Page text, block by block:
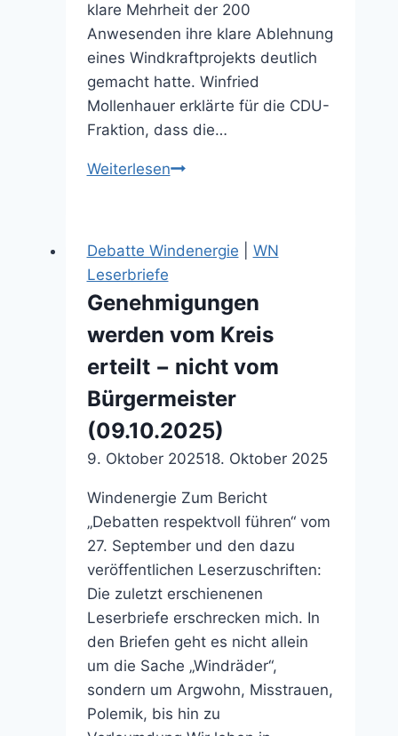
klare Mehrheit der 200
Anwesenden ihre klare Ablehnung
eines Windkraftprojekts deutlich
gemacht hatte. Winfried
Mollenhauer erklärte für die CDU-
Fraktion, dass die…
WeiterlesenKeine
im
Außenbereich
Debatte Windenergie
WN
Leserbriefe
Genehmigungen
werden vom Kreis
erteilt − nicht vom
Bürgermeister
(09.10.2025)
9. Oktober 202518. Oktober 2025
Windenergie Zum Bericht
„Debatten respektvoll führen“ vom
27. September und den dazu
veröffentlichen Leserzuschriften:
Die zuletzt erschienenen
Leserbriefe erschrecken mich. In
den Briefen geht es nicht allein
um die Sache „Windräder“,
sondern um Argwohn, Misstrauen,
Polemik, bis hin zu